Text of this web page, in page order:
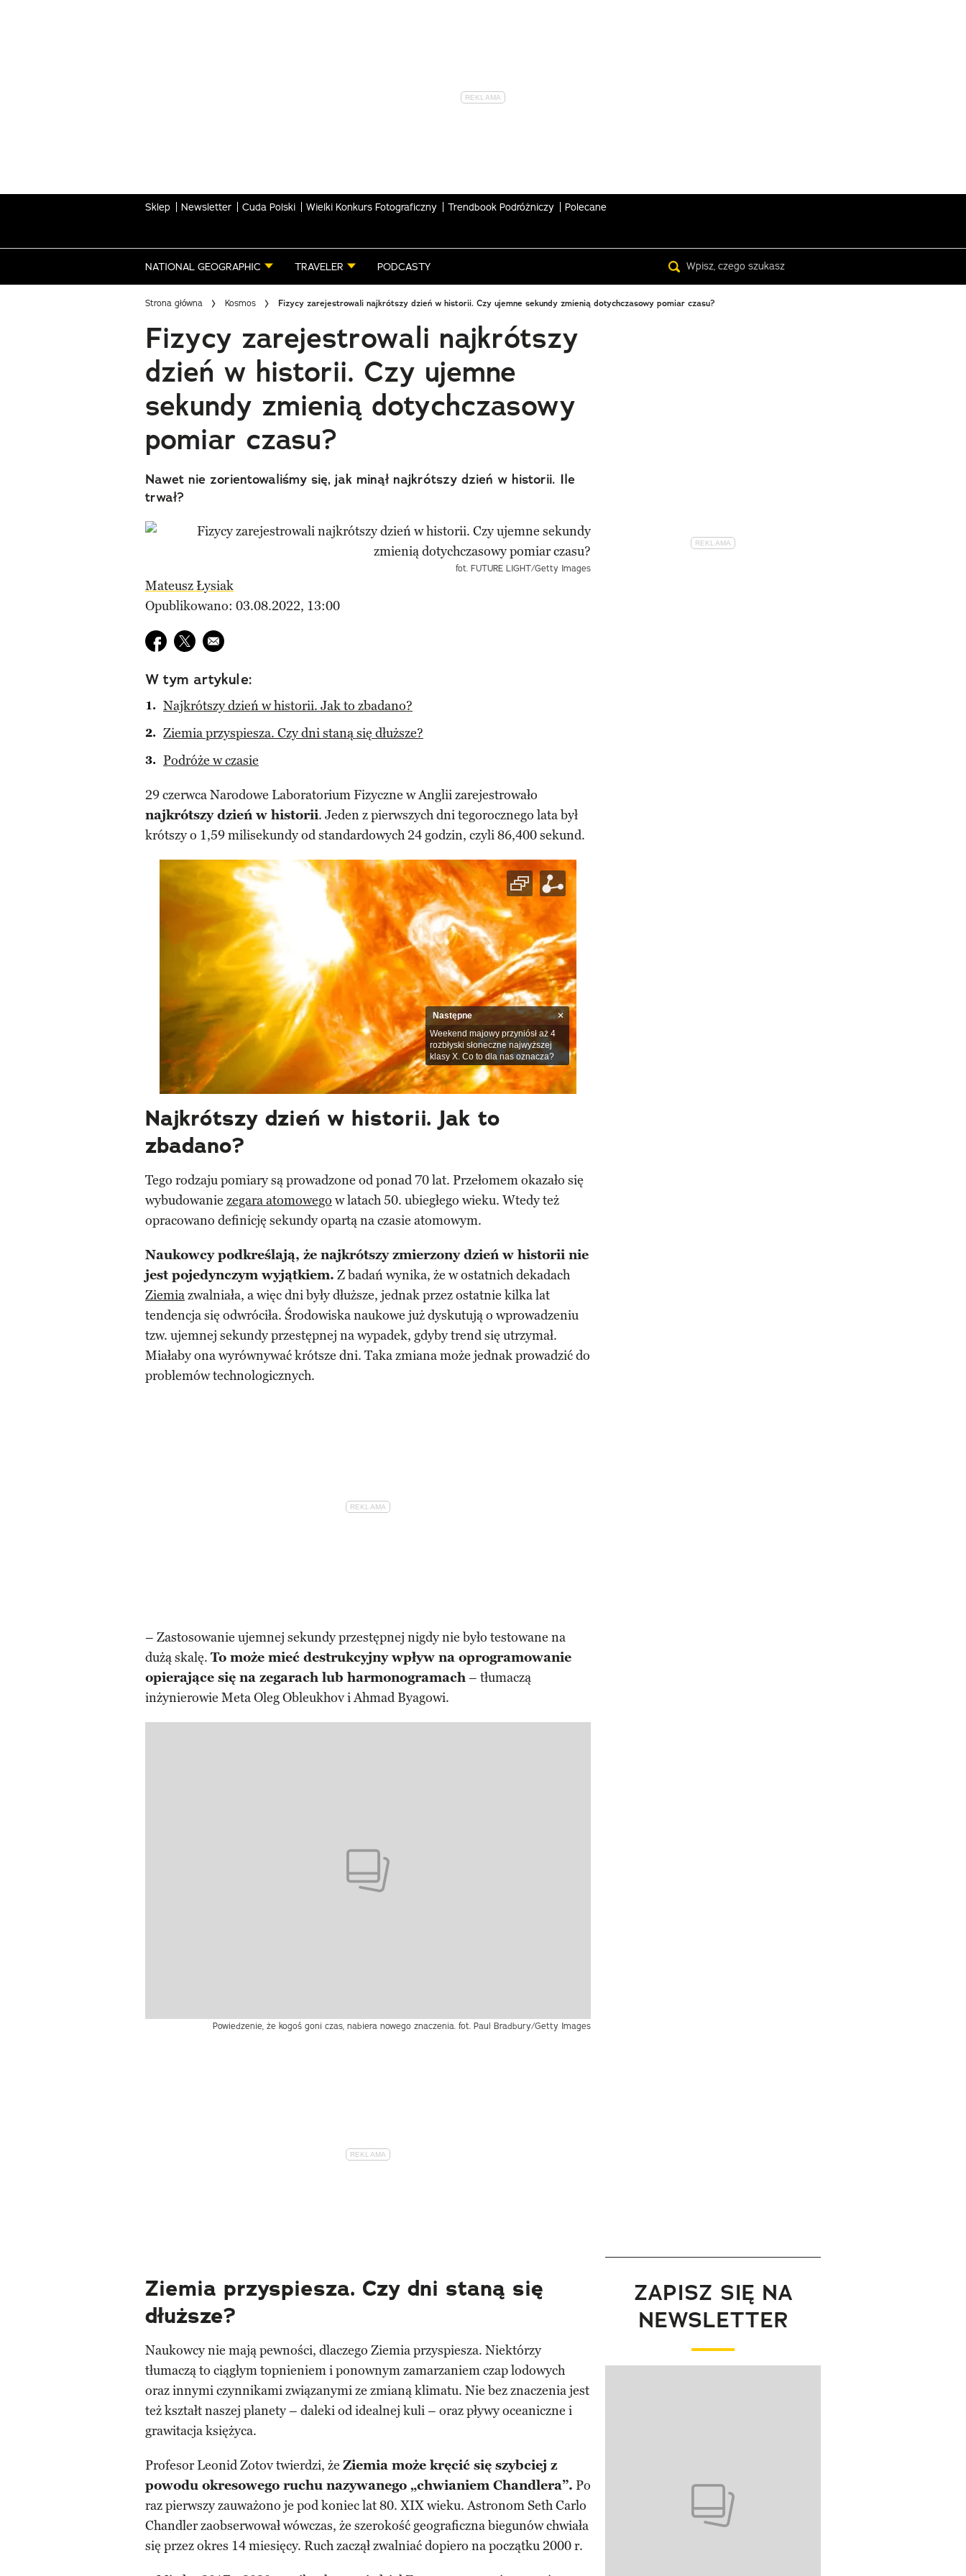
Sklep Newsletter Cuda Polski Wielki Konkurs Fotograficzny Trendbook Podróżniczy Polecane
NATIONAL GEOGRAPHIC TRAVELER PODCASTY
Strona główna Kosmos Fizycy zarejestrowali najkrótszy dzień w historii. Czy ujemne sekundy zmienią dotychczasowy pomiar czasu?
Fizycy zarejestrowali najkrótszy
dzień w historii. Czy ujemne
sekundy zmienią dotychczasowy
pomiar czasu?
Nawet nie zorientowaliśmy się, jak minął najkrótszy dzień w historii. Ile
trwał?
fot. FUTURE LIGHT/Getty Images
Mateusz Łysiak
Opublikowano: 03.08.2022, 13:00
Udostępnij na facebook
Udostępnij na twitter
E-mail do przyjaciela
W tym artykule:
Najkrótszy dzień w historii. Jak to zbadano?
Ziemia przyspiesza. Czy dni staną się dłuższe?
Podróże w czasie
29 czerwca Narodowe Laboratorium Fizyczne w Anglii zarejestrowało
najkrótszy dzień w historii. Jeden z pierwszych dni tegorocznego lata był
krótszy o 1,59 milisekundy od standardowych 24 godzin, czyli 86,400 sekund.
Następne
Weekend majowy przyniósł aż 4
rozbłyski słoneczne najwyższej
klasy X. Co to dla nas oznacza?
Najkrótszy dzień w historii. Jak to
zbadano?
Tego rodzaju pomiary są prowadzone od ponad 70 lat. Przełomem okazało się
wybudowanie zegara atomowego w latach 50. ubiegłego wieku. Wtedy też
opracowano definicję sekundy opartą na czasie atomowym.
Naukowcy podkreślają, że najkrótszy zmierzony dzień w historii nie
jest pojedynczym wyjątkiem. Z badań wynika, że w ostatnich dekadach
Ziemiazwalniała, a więc dni były dłuższe, jednak przez ostatnie kilka lat
tendencja się odwróciła. Środowiska naukowe już dyskutują o wprowadzeniu
tzw. ujemnej sekundy przestępnej na wypadek, gdyby trend się utrzymał.
Miałaby ona wyrównywać krótsze dni. Taka zmiana może jednak prowadzić do
problemów technologicznych.
– Zastosowanie ujemnej sekundy przestępnej nigdy nie było testowane na
dużą skalę. To może mieć destrukcyjny wpływ na oprogramowanie
opierające się na zegarach lub harmonogramach– tłumaczą
inżynierowie Meta Oleg Obleukhov i Ahmad Byagowi.
Powiedzenie, że kogoś goni czas, nabiera nowego znaczenia. fot. Paul Bradbury/Getty Images
Ziemia przyspiesza. Czy dni staną się
dłuższe?
Naukowcy nie mają pewności, dlaczego Ziemia przyspiesza. Niektórzy
tłumaczą to ciągłym topnieniem i ponownym zamarzaniem czap lodowych
oraz innymi czynnikami związanymi ze zmianą klimatu. Nie bez znaczenia jest
też kształt naszej planety – daleki od idealnej kuli – oraz pływy oceaniczne i
grawitacja księżyca.
Profesor Leonid Zotov twierdzi, że Ziemia może kręcić się szybciej z
powodu okresowego ruchu nazywanego „chwianiem Chandlera”. Po
raz pierwszy zauważono je pod koniec lat 80. XIX wieku. Astronom Seth Carlo
Chandler zaobserwował wówczas, że szerokość geograficzna biegunów chwiała
się przez okres 14 miesięcy. Ruch zaczął zwalniać dopiero na początku 2000 r.
ZAPISZ SIĘ NA
NEWSLETTER